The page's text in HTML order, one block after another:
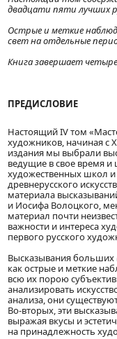
двадцати пяти лучших
Острые и меткие
свет на отдельные
Книга завершает
ПРЕДИСЛОВИЕ
Настоящий IV том
художников, начиная с
издания мы выбрали
ведущие в свое время и
художественных школ
древнерусского
материала
и Иосифа Волоцкого,
материал почти
важности и интереса
первого русского
Высказывания больших
как острые и меткие
всю их порою
анализировать
анализа, они
Во-вторых, эти
выражая вкусы и
на принадлежность